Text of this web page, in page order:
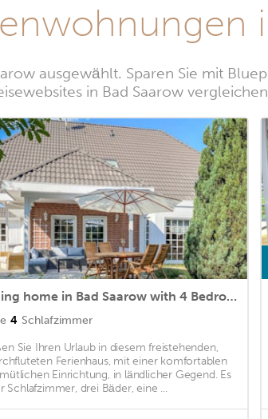
ausgewählt. Sparen Sie mit
in Bad Saarow
Stunning home in Bad Saarow with 4 Bedrooms and WiFi
4 Schlafzimmer
Sie Ihren Urlaub in diesem freistehenden,
Ferienhaus, mit einer komfortablen
Einrichtung, in ländlicher Gegend. Es
Schlafzimmer, drei Bäder, eine ...